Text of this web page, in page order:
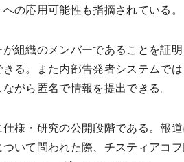
の応用可能性も指摘されている。
組織のメンバーであることを証
る。また内部告発者システムで
がら匿名で情報を提出できる。
様・研究の公開段階である。報
いて問われた際、チスティアコ